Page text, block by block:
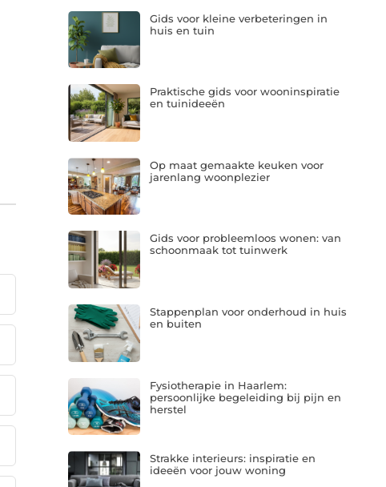
Gids voor kleine verbeteringen in
huis en tuin
Praktische gids voor wooninspiratie
en tuinideeën
Op maat gemaakte keuken voor
jarenlang woonplezier
Gids voor probleemloos wonen: van
schoonmaak tot tuinwerk
Stappenplan voor onderhoud in huis
en buiten
Fysiotherapie in Haarlem:
persoonlijke begeleiding bij pijn en
herstel
Strakke interieurs: inspiratie en
ideeën voor jouw woning